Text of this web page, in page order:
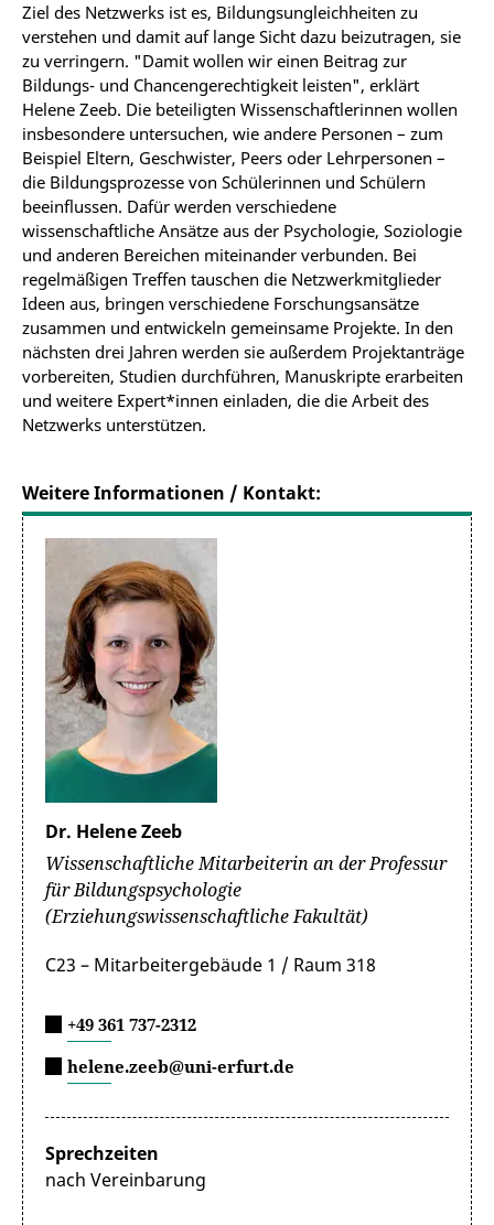
Ziel des Netzwerks ist es, Bildungsungleichheiten zu
verstehen und damit auf lange Sicht dazu beizutragen, sie
zu verringern. "Damit wollen wir einen Beitrag zur
Bildungs- und Chancengerechtigkeit leisten", erklärt
Helene Zeeb. Die beteiligten Wissenschaftlerinnen wollen
insbesondere untersuchen, wie andere Personen – zum
Beispiel Eltern, Geschwister, Peers oder Lehrpersonen –
die Bildungsprozesse von Schülerinnen und Schülern
beeinflussen. Dafür werden verschiedene
wissenschaftliche Ansätze aus der Psychologie, Soziologie
und anderen Bereichen miteinander verbunden. Bei
regelmäßigen Treffen tauschen die Netzwerkmitglieder
Ideen aus, bringen verschiedene Forschungsansätze
zusammen und entwickeln gemeinsame Projekte. In den
nächsten drei Jahren werden sie außerdem Projektanträge
vorbereiten, Studien durchführen, Manuskripte erarbeiten
und weitere Expert*innen einladen, die die Arbeit des
Netzwerks unterstützen.
Weitere Informationen / Kontakt:
Dr. Helene Zeeb
Wissenschaftliche Mitarbeiterin an der Professur
für Bildungspsychologie
(Erziehungswissenschaftliche Fakultät)
C23 – Mitarbeitergebäude 1 / Raum 318
+49 361 737-2312
helene.zeeb@uni-erfurt.de
Sprechzeiten
nach Vereinbarung